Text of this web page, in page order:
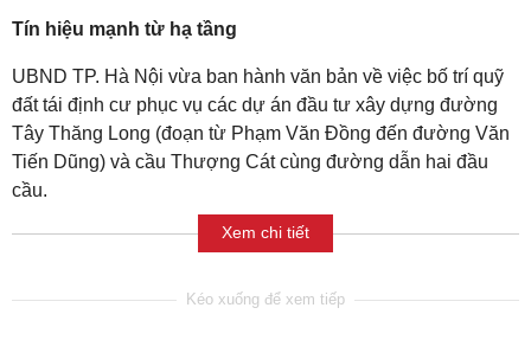
Tín hiệu mạnh từ hạ tầng
UBND TP. Hà Nội vừa ban hành văn bản về việc bố trí quỹ
đất tái định cư phục vụ các dự án đầu tư xây dựng đường
Tây Thăng Long (đoạn từ Phạm Văn Đồng đến đường Văn
Tiến Dũng) và cầu Thượng Cát cùng đường dẫn hai đầu
cầu.
Xem chi tiết